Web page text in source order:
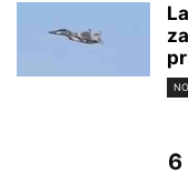
6